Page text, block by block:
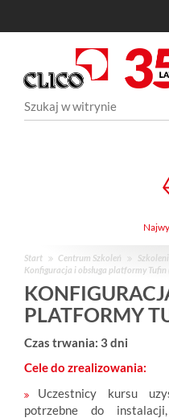
Start Centrum Szkoleń
Konfiguracja i obsługa platformy Tufin
PLATFORMY
Czas trwania: 3 dni
Cele do zrealizowania:
Uczestnicy kursu
potrzebne do